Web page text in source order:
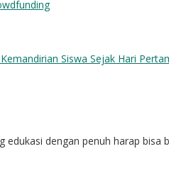
dengan penuh harap